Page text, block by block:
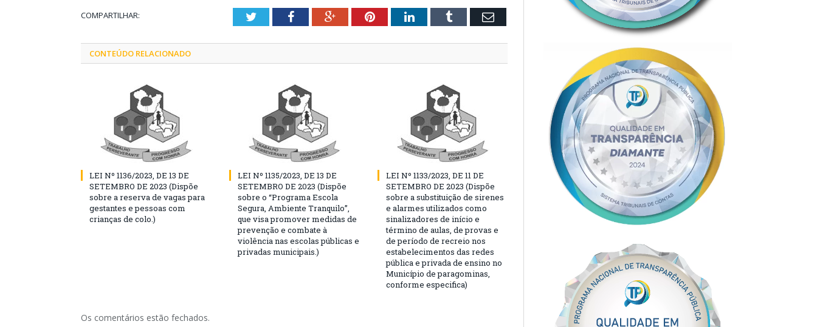
COMPARTILHAR: TwitterFacebookGoogle+PinterestLinkedInTumblr Email
CONTEÚDO RELACIONADO
LEI Nº 1136/2023, DE 13 DE
SETEMBRO DE 2023 (Dispõe
sobre a reserva de vagas para
gestantes e pessoas com
crianças de colo.)
LEI Nº 1135/2023, DE 13 DE
SETEMBRO DE 2023 (Dispõe
sobre o “Programa Escola
Segura, Ambiente Tranquilo”,
que visa promover medidas de
prevenção e combate à
violência nas escolas públicas e
privadas municipais.)
LEI Nº 1133/2023, DE 11 DE
SETEMBRO DE 2023 (Dispõe
sobre a substituição de sirenes
e alarmes utilizados como
sinalizadores de início e
término de aulas, de provas e
de período de recreio nos
estabelecimentos das redes
pública e privada de ensino no
Município de paragominas,
conforme especifica)
Os comentários estão fechados.